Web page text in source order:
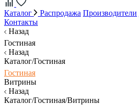
Каталог Распродажа Производители
Контакты
Назад
Гостиная
Назад
Каталог/Гостиная
Гостиная
Витрины
Назад
Каталог/Гостиная/Витрины